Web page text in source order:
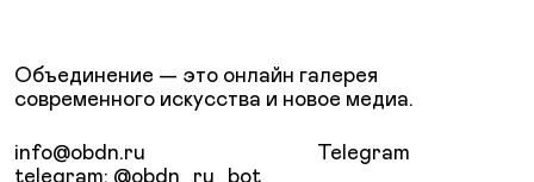
Объединение — это онлайн галерея
современного искусства и новое медиа.
info@obdn.ru
telegram: @obdn_ru_bot
Telegram